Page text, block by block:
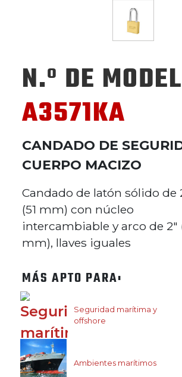
N.º DE
A3571KA
CANDADO DE
CUERPO MACIZO
Candado de latón sólido de
(51 mm) con núcleo
intercambiable y arco de 2"
mm), llaves iguales
MÁS APTO PARA:
Seguridad marítima y
offshore
Ambientes marítimos